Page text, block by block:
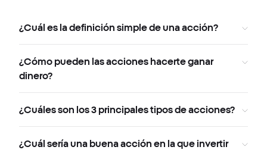
¿Cuál es la definición simple de una acción?
¿Cómo pueden las acciones hacerte ganar
dinero?
¿Cuáles son los 3 principales tipos de acciones?
¿Cuál sería una buena acción en la que invertir